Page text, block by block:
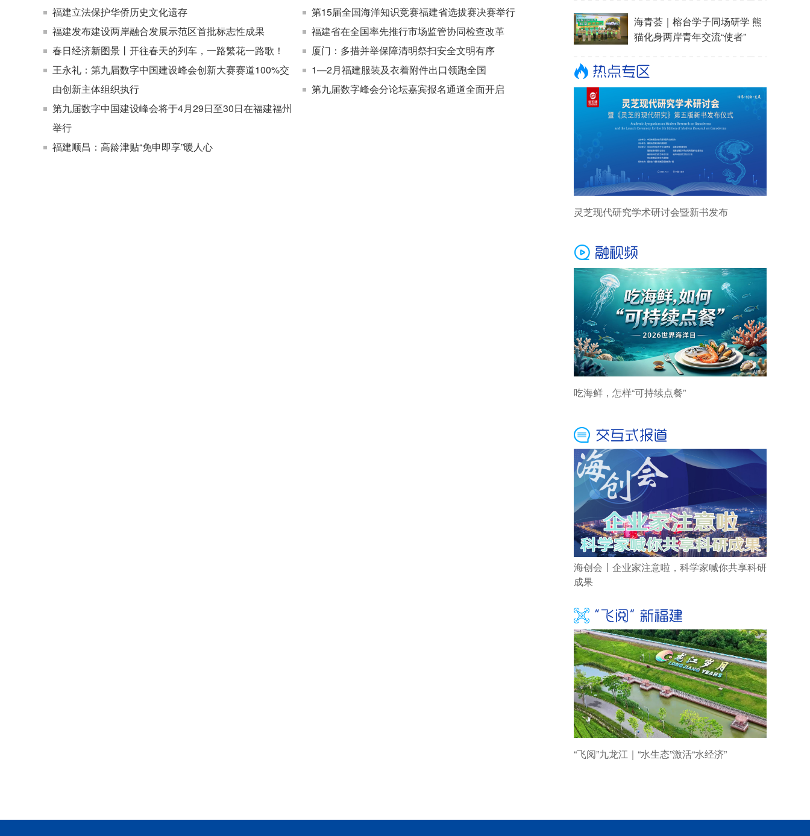
福建立法保护华侨历史文化遗存
福建发布建设两岸融合发展示范区首批标志性成果
春日经济新图景丨开往春天的列车，一路繁花一路歌！
王永礼：第九届数字中国建设峰会创新大赛赛道100%交
由创新主体组织执行
第九届数字中国建设峰会将于4月29日至30日在福建福州
举行
福建顺昌：高龄津贴“免申即享”暖人心
第15届全国海洋知识竞赛福建省选拔赛决赛举行
福建省在全国率先推行市场监管协同检查改革
厦门：多措并举保障清明祭扫安全文明有序
1—2月福建服装及衣着附件出口领跑全国
第九届数字峰会分论坛嘉宾报名通道全面开启